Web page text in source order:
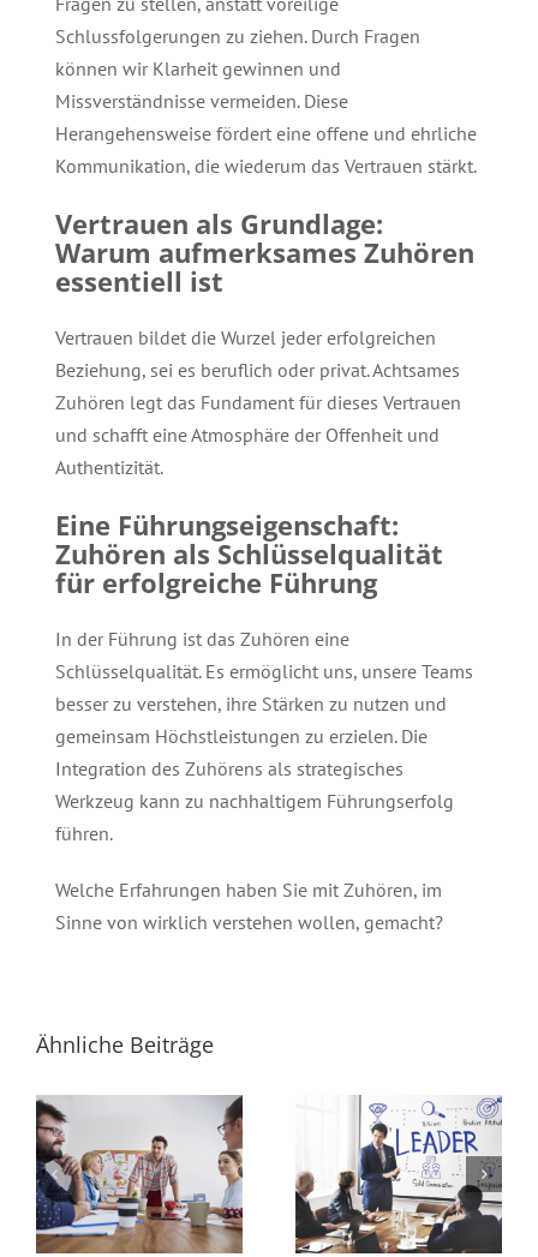
Schlussfolgerungen zu ziehen. Durch Fragen
können wir Klarheit gewinnen und
Missverständnisse vermeiden. Diese
Herangehensweise fördert eine offene und ehrliche
Kommunikation, die wiederum das Vertrauen stärkt.
Vertrauen als Grundlage:
Warum aufmerksames Zuhören
essentiell ist
Vertrauen bildet die Wurzel jeder erfolgreichen
Beziehung, sei es beruflich oder privat. Achtsames
Zuhören legt das Fundament für dieses Vertrauen
und schafft eine Atmosphäre der Offenheit und
Authentizität.
Eine Führungseigenschaft:
Zuhören als Schlüsselqualität
für erfolgreiche Führung
In der Führung ist das Zuhören eine
Schlüsselqualität. Es ermöglicht uns, unsere Teams
besser zu verstehen, ihre Stärken zu nutzen und
gemeinsam Höchstleistungen zu erzielen. Die
Integration des Zuhörens als strategisches
Werkzeug kann zu nachhaltigem Führungserfolg
führen.
Welche Erfahrungen haben Sie mit Zuhören, im
Sinne von wirklich verstehen wollen, gemacht?
Ähnliche Beiträge